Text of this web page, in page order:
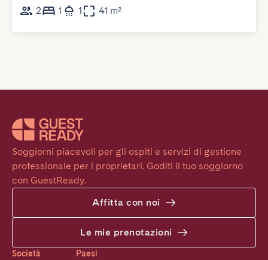
2
1 1 41 m²
Soggiorni piacevoli per gli ospiti e servizi di gestione
professionale per i proprietari. Goditi il tuo soggiorno
con GuestReady.
Affitta con noi
Le mie prenotazioni
Società Paesi